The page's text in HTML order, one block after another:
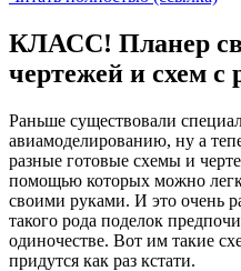
КЛАСС! Планер
чертежей и схем с
Раньше существовали
авиамоделированию, ну а
разные готовые схемы и
помощью которых можно
своими руками. И это очень
такого рода поделок
одиночестве. Вот им такие
придутся как раз кстати.